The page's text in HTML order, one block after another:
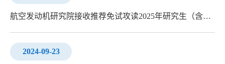
航空发动机研究院接收推荐免试攻读2025年研究生（含博士）面试安排
2024-09-23